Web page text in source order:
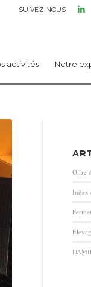
SUIVEZ-NOUS
activités Notre
Offre
Index